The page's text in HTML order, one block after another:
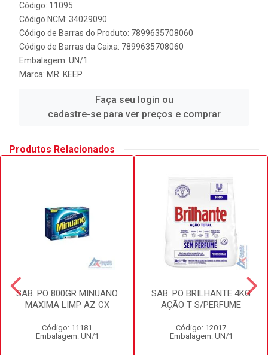
Código: 11095
Código NCM: 34029090
Código de Barras do Produto: 7899635708060
Código de Barras da Caixa: 7899635708060
Embalagem: UN/1
Marca: MR. KEEP
Faça seu login ou
cadastre-se para ver preços e comprar
Produtos Relacionados
SAB. PO 800GR MINUANO
MAXIMA LIMP AZ CX
Código: 11181
Embalagem: UN/1
SAB. PO BRILHANTE 4KG
AÇÃO T S/PERFUME
Código: 12017
Embalagem: UN/1